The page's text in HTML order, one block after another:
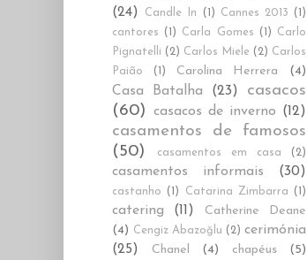
(24)
Candle In (1) Cannes 2013
(1)
cantores
(1) Carla Gomes (1)
Carlo
Pignatelli (2) Carlos Miele (2) Carlos
Paião
(1) Carolina Herrera (4)
Casa Batalha (23)
casacos
(60)
casacos de inverno (12)
casamentos de famosos
(50)
casamentos em casa (2)
casamentos informais (30)
castanho (1) Catarina Zimbarra (1)
catering (11)
Catherine Deane
(4) Cengiz Abazoğlu (2) cerimónia
(25)
Chanel (4) chapéus (5)